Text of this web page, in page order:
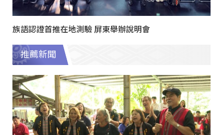
族語認證首推在地測驗 屏東舉辦說明會
推薦新聞